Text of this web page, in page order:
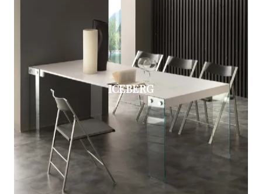
ICEBERG